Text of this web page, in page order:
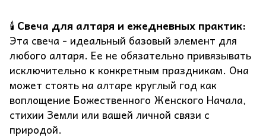
🕯️ Свеча для алтаря и ежедневных практик:
Эта свеча - идеальный базовый элемент для
любого алтаря. Ее не обязательно привязывать
исключительно к конкретным праздникам. Она
может стоять на алтаре круглый год как
воплощение Божественного Женского Начала,
стихии Земли или вашей личной связи с
природой.